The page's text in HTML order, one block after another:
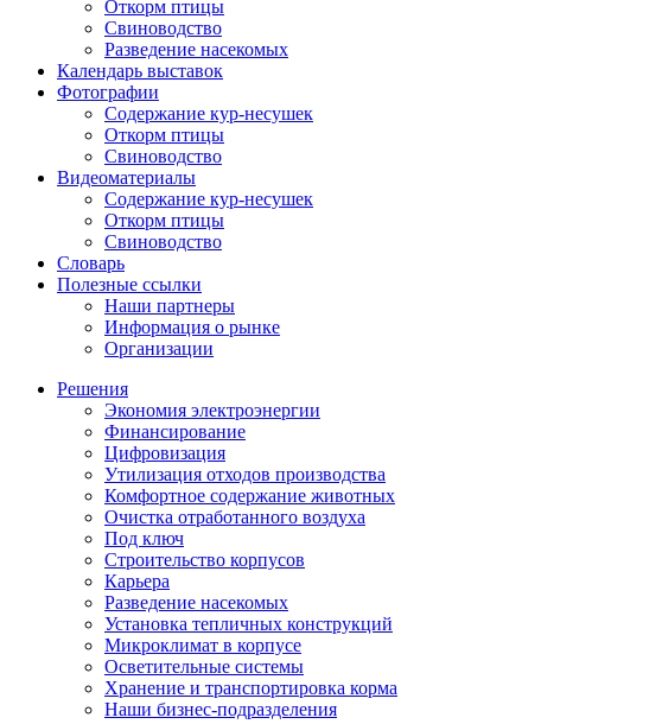
Откорм птицы
Свиноводство
Разведение насекомых
Календарь выставок
Фотографии
Содержание кур-несушек
Откорм птицы
Свиноводство
Видеоматериалы
Содержание кур-несушек
Откорм птицы
Свиноводство
Словарь
Полезные ссылки
Наши партнеры
Информация о рынке
Организации
Решения
Экономия электроэнергии
Финансирование
Цифровизация
Утилизация отходов производства
Комфортное содержание животных
Очистка отработанного воздуха
Под ключ
Строительство корпусов
Карьера
Разведение насекомых
Установка тепличных конструкций
Микроклимат в корпусе
Осветительные системы
Хранение и транспортировка корма
Наши бизнес-подразделения